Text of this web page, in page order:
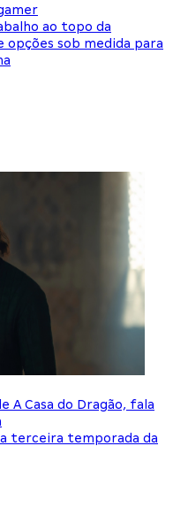
ao topo da
opções sob medida para
A Casa do Dragão, fala
terceira temporada da